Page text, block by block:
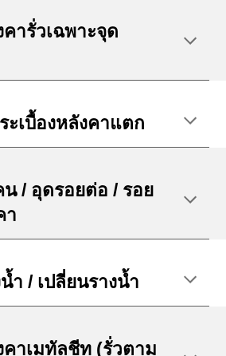
ารั่วเฉพาะจุด
ะเบื้องหลังคาแตก
/ อุดรอยต่อ / รอย
า
ำ / เปลี่ยนรางน้ำ
าเมทัลชีท (รั่วตาม